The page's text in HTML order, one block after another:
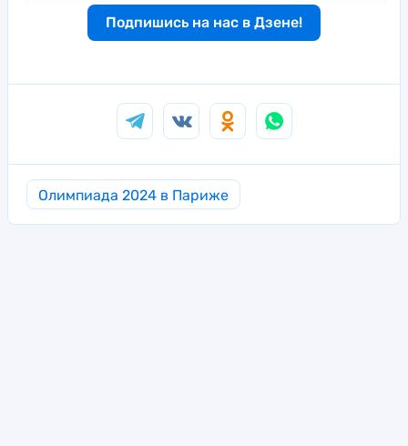
Подпишись на нас в Дзене!
Олимпиада 2024 в Париже